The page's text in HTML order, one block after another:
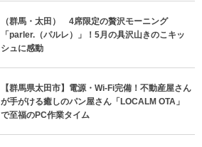
（群馬・太田） 4席限定の贅沢モーニング
「parler.（パルレ）」！5月の具沢山きのこキッ
シュに感動
【群馬県太田市】電源・Wi-Fi完備！不動産屋さん
が手がける癒しのパン屋さん「LOCALM OTA」
で至福のPC作業タイム